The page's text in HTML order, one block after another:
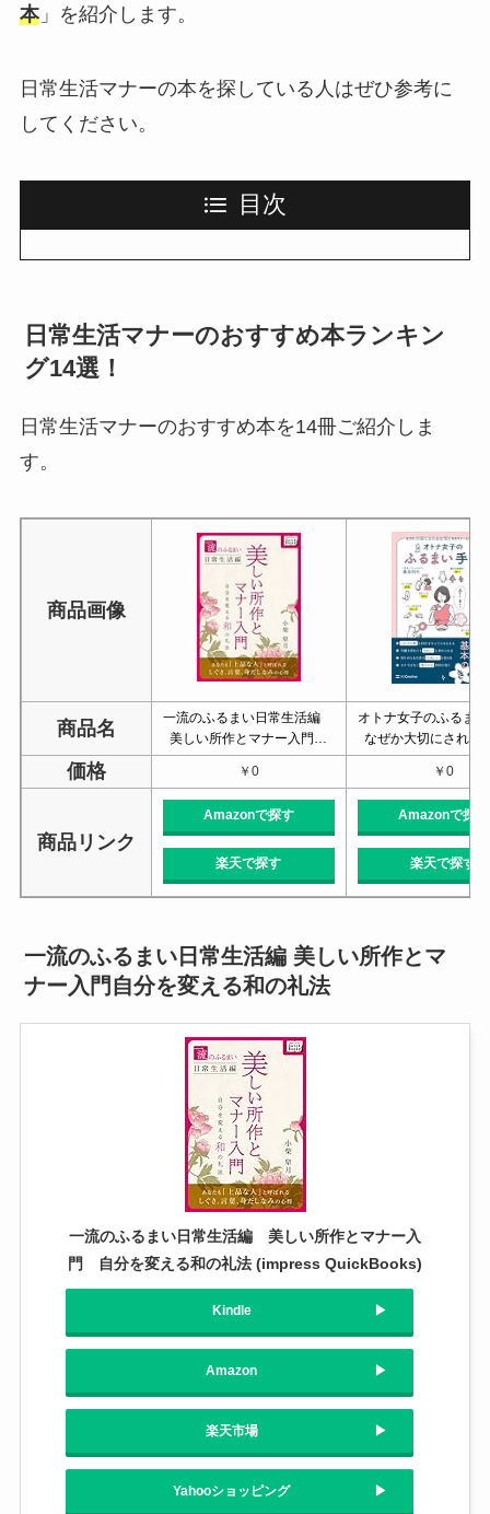
本」を紹介します。
日常生活マナーの本を探している人はぜひ参考に
してください。
目次
日常生活マナーのおすすめ本ランキン
グ14選！
日常生活マナーのおすすめ本を14冊ご紹介しま
す。
商品画像
商品名
一流のふるまい日常生活編
美しい所作とマナー入門…
オトナ女子のふるま
なぜか大切にされ
価格 ￥0 ￥0
商品リンク
Amazonで探す
楽天で探す
Amazonで探す
楽天で探す
一流のふるまい日常生活編 美しい所作とマ
ナー入門自分を変える和の礼法
一流のふるまい日常生活編 美しい所作とマナー入
門 自分を変える和の礼法 (impress QuickBooks)
Kindle
Amazon
楽天市場
Yahooショッピング